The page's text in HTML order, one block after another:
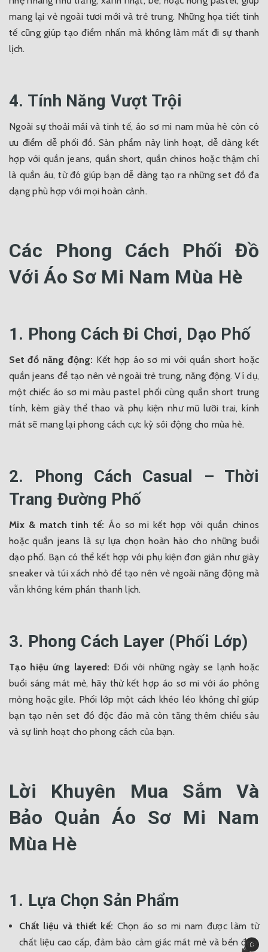
0
mang lại vẻ ngoài tươi mới và trẻ trung. Những họa tiết tinh
tế cũng giúp tạo điểm nhấn mà không làm mất đi sự thanh
lịch.
4. Tính Năng Vượt Trội
Ngoài sự thoải mái và tinh tế, áo sơ mi nam mùa hè còn có
ưu điểm dễ phối đồ. Sản phẩm này linh hoạt, dễ dàng kết
hợp với quần jeans, quần short, quần chinos hoặc thậm chí
là quần âu, từ đó giúp bạn dễ dàng tạo ra những set đồ đa
dạng phù hợp với mọi hoàn cảnh.
Các Phong Cách Phối Đồ
Với Áo Sơ Mi Nam Mùa Hè
1. Phong Cách Đi Chơi, Dạo Phố
Set đồ năng động: Kết hợp áo sơ mi với quần short hoặc
quần jeans để tạo nên vẻ ngoài trẻ trung, năng động. Ví dụ,
một chiếc áo sơ mi màu pastel phối cùng quần short trung
tính, kèm giày thể thao và phụ kiện như mũ lưỡi trai, kính
mát sẽ mang lại phong cách cực kỳ sôi động cho mùa hè.
2. Phong Cách Casual – Thời
Trang Đường Phố
Mix & match tinh tế: Áo sơ mi kết hợp với quần chinos
hoặc quần jeans là sự lựa chọn hoàn hảo cho những buổi
dạo phố. Bạn có thể kết hợp với phụ kiện đơn giản như giày
sneaker và túi xách nhỏ để tạo nên vẻ ngoài năng động mà
vẫn không kém phần thanh lịch.
3. Phong Cách Layer (Phối Lớp)
Tạo hiệu ứng layered:Đối với những ngày se lạnh hoặc
buổi sáng mát mẻ, hãy thử kết hợp áo sơ mi với áo phông
mỏng hoặc gile. Phối lớp một cách khéo léo không chỉ giúp
bạn tạo nên set đồ độc đáo mà còn tăng thêm chiều sâu
và sự linh hoạt cho phong cách của bạn.
Lời Khuyên Mua Sắm Và
Bảo Quản Áo Sơ Mi Nam
Mùa Hè
1. Lựa Chọn Sản Phẩm
Chất liệu và thiết kế: Chọn áo sơ mi nam được làm từ
chất liệu cao cấp, đảm bảo cảm giác mát mẻ và bền đẹp,